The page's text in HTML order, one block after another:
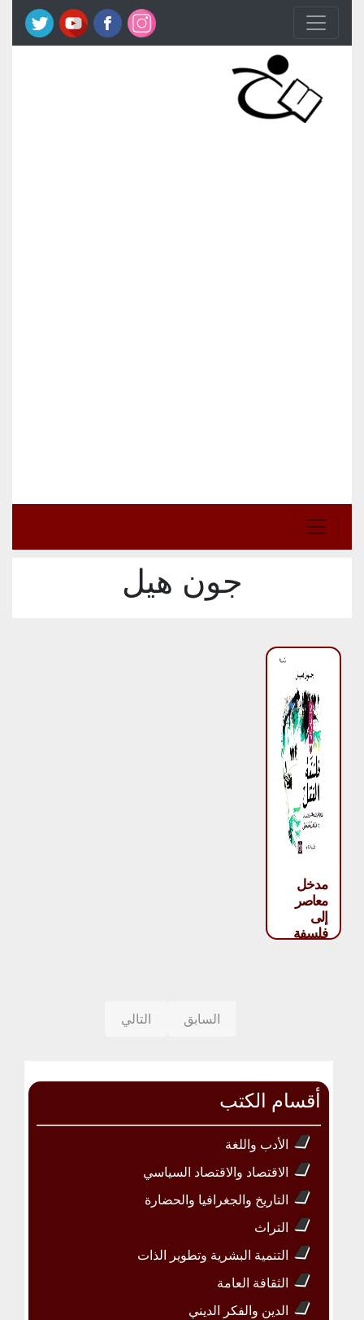
جون هيل
مدخل
معاصر
إلى
فلسفة
السابق التالي
أقسام الكتب
الأدب واللغة
الاقتصاد والاقتصاد السياسي
التاريخ والجغرافيا والحضارة
التراث
التنمية البشرية وتطوير الذات
الثقافة العامة
الدين والفكر الديني